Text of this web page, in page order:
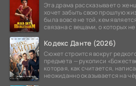
Эта драма рассказывает о
хочет забыть свою прошлую
была вовсе не той, кем
связана с вещами, о которых не
Кодекс Данте (2026)
Сюжет строится вокруг
предмета — рукописи
которая, как считается,
неожиданно оказывается на